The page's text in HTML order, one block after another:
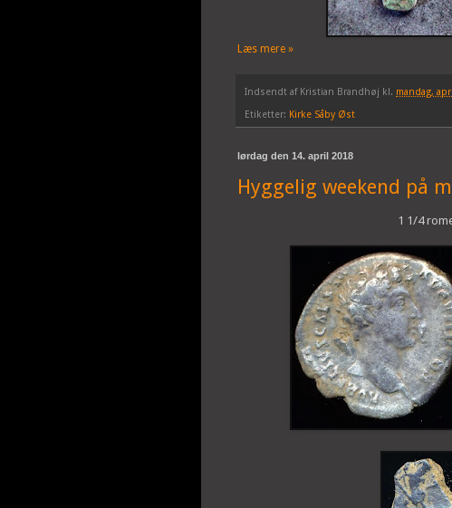
Læs mere »
Indsendt af Kristian Brandhøj kl. mandag,
Etiketter: Kirke Såby Øst
lørdag den 14. april 2018
Hyggelig weekend på
1 1/4